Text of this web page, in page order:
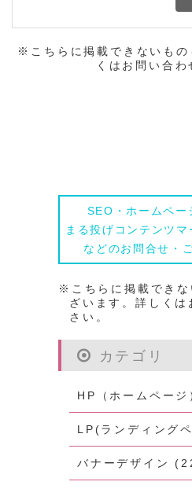
※こちらに掲載できないもの
くはお問い合わ
SEO・ホームペー
まる投げコンテンツ
などのお問合せ・
※こちらに掲載できな
ざいます。詳しくは
さい。
カテゴリ
HP（ホームペー
LP(ランディング
バナーデザイン